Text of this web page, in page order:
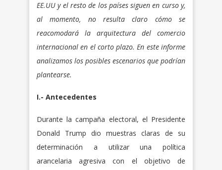
EE.UU y el resto de los países siguen en curso y,
al momento, no resulta claro cómo se
reacomodará la arquitectura del comercio
internacional en el corto plazo. En este informe
analizamos los posibles escenarios que podrían
plantearse.
I.- Antecedentes
Durante la campaña electoral, el Presidente
Donald Trump dio muestras claras de su
determinación a utilizar una política
arancelaria agresiva con el objetivo de